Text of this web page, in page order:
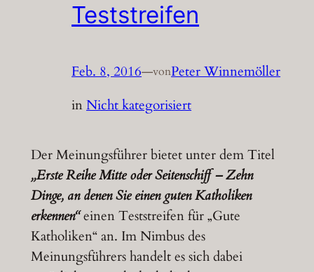
Teststreifen
Feb. 8, 2016—vonPeter Winnemöller
inNicht kategorisiert
Der Meinungsführer bietet unter dem Titel
„Erste Reihe Mitte oder Seitenschiff – Zehn
Dinge, an denen Sie einen guten Katholiken
erkennen“einen Teststreifen für „Gute
Katholiken“ an. Im Nimbus des
Meinungsführers handelt es sich dabei